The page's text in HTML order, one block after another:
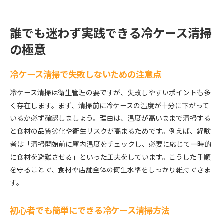
誰でも迷わず実践できる冷ケース清掃
の極意
冷ケース清掃で失敗しないための注意点
冷ケース清掃は衛生管理の要ですが、失敗しやすいポイントも多
く存在します。まず、清掃前に冷ケースの温度が十分に下がって
いるか必ず確認しましょう。理由は、温度が高いままで清掃する
と食材の品質劣化や衛生リスクが高まるためです。例えば、経験
者は「清掃開始前に庫内温度をチェックし、必要に応じて一時的
に食材を避難させる」といった工夫をしています。こうした手順
を守ることで、食材や店舗全体の衛生水準をしっかり維持できま
す。
初心者でも簡単にできる冷ケース清掃方法